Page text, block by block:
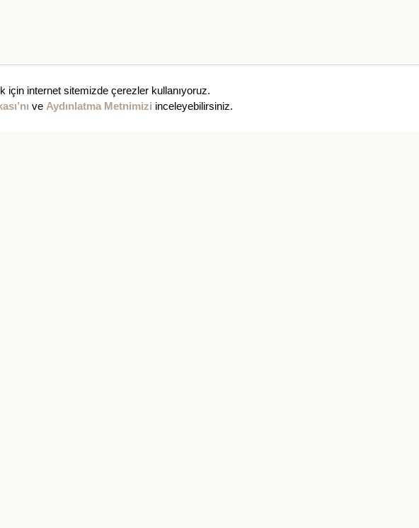
için internet sitemizde çerezler kullanıyoruz.
ve Aydınlatma Metnimizi inceleyebilirsiniz.